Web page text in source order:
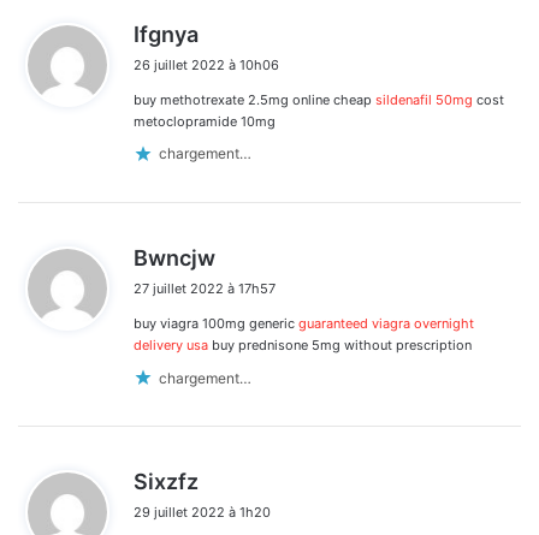
Ifgnya
t
:
26 juillet 2022 à 10h06
buy methotrexate 2.5mg online cheap sildenafil 50mg cost
metoclopramide 10mg
chargement…
Bwncjw
t
:
27 juillet 2022 à 17h57
buy viagra 100mg generic guaranteed viagra overnight
delivery usa buy prednisone 5mg without prescription
chargement…
Sixzfz
t
29 juillet 2022 à 1h20